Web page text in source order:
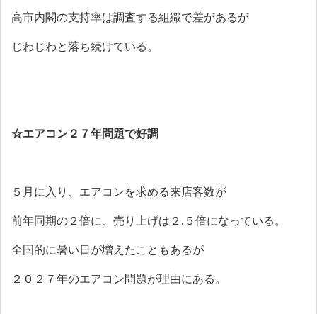
高市内閣の支持率は調査する組織で差があるが
じわじわと落ち続けている。
☆エアコン２７年問題で好調
５月に入り、エアコンを求める来店客数が
前年同期の２倍に、売り上げは２ . ５倍になっている。
全国的に暑い日が増えたこともあるが
２０２７年のエアコン問題が理由にある。